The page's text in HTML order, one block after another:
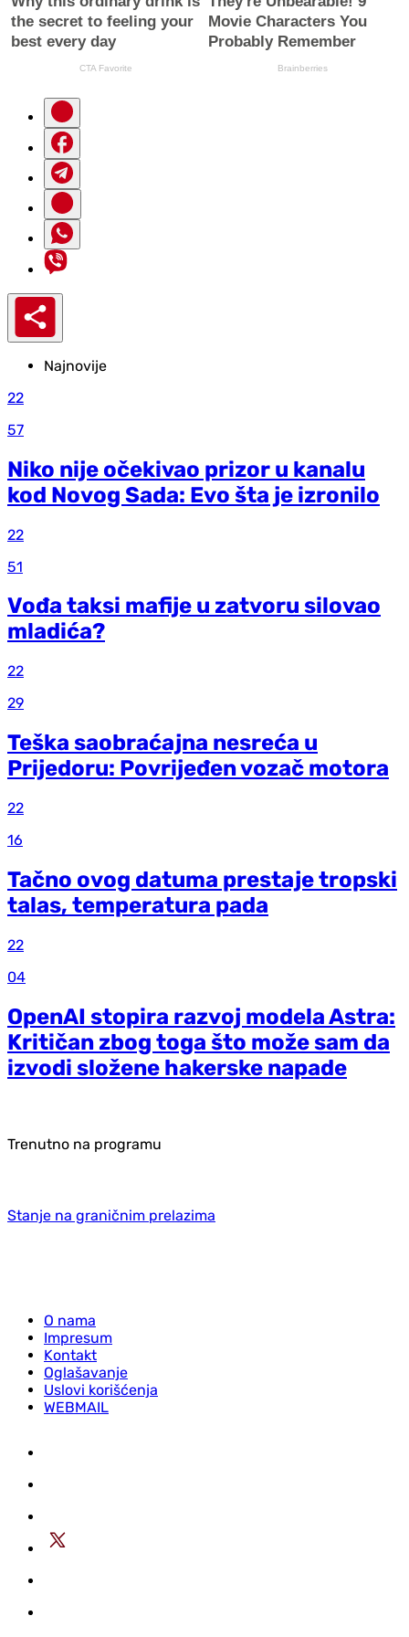
Najnovije
22
57
Niko nije očekivao prizor u kanalu
kod Novog Sada: Evo šta je izronilo
22
51
Vođa taksi mafije u zatvoru silovao
mladića?
22
29
Teška saobraćajna nesreća u
Prijedoru: Povrijeđen vozač motora
22
16
Tačno ovog datuma prestaje tropski
talas, temperatura pada
22
04
OpenAI stopira razvoj modela Astra:
Kritičan zbog toga što može sam da
izvodi složene hakerske napade
Trenutno na programu
Stanje na graničnim prelazima
O nama
Impresum
Kontakt
Oglašavanje
Uslovi korišćenja
WEBMAIL